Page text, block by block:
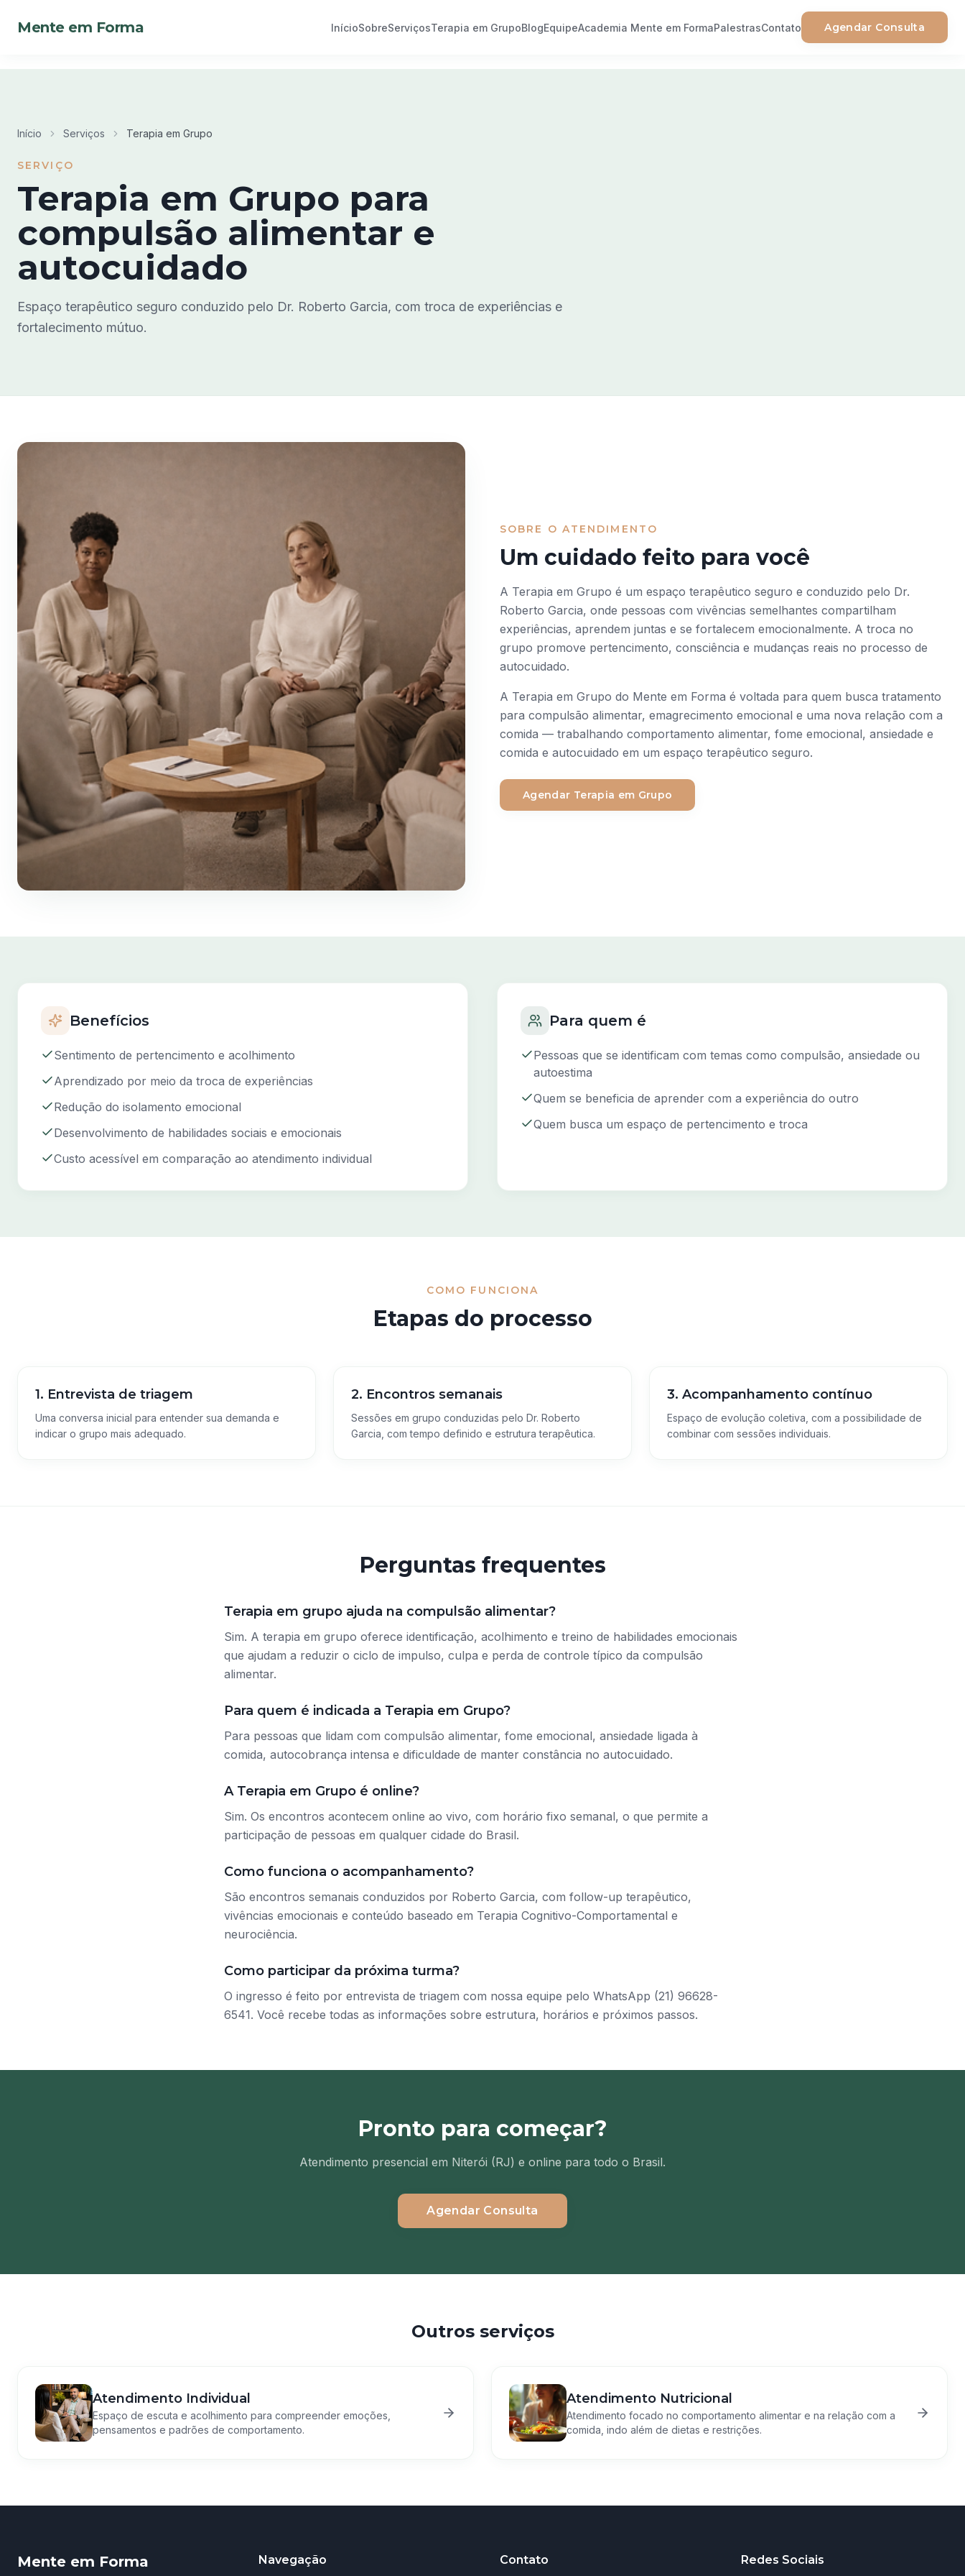
Mente em Forma InícioSobreServiçosTerapia em GrupoBlogEquipeAcademia Mente em FormaPalestrasContato Agendar Consulta
Início Serviços Terapia em Grupo
SERVIÇO
Terapia em Grupo para
compulsão alimentar e
autocuidado
Espaço terapêutico seguro conduzido pelo Dr. Roberto Garcia, com troca de experiências e
fortalecimento mútuo.
SOBRE O ATENDIMENTO
Um cuidado feito para você
A Terapia em Grupo é um espaço terapêutico seguro e conduzido pelo Dr.
Roberto Garcia, onde pessoas com vivências semelhantes compartilham
experiências, aprendem juntas e se fortalecem emocionalmente. A troca no
grupo promove pertencimento, consciência e mudanças reais no processo de
autocuidado.
A Terapia em Grupo do Mente em Forma é voltada para quem busca tratamento
para compulsão alimentar, emagrecimento emocional e uma nova relação com a
comida — trabalhando comportamento alimentar, fome emocional, ansiedade e
comida e autocuidado em um espaço terapêutico seguro.
Agendar Terapia em Grupo
Benefícios
Sentimento de pertencimento e acolhimento
Aprendizado por meio da troca de experiências
Redução do isolamento emocional
Desenvolvimento de habilidades sociais e emocionais
Custo acessível em comparação ao atendimento individual
Para quem é
Pessoas que se identificam com temas como compulsão, ansiedade ou
autoestima
Quem se beneficia de aprender com a experiência do outro
Quem busca um espaço de pertencimento e troca
COMO FUNCIONA
Etapas do processo
1. Entrevista de triagem
Uma conversa inicial para entender sua demanda e
indicar o grupo mais adequado.
2. Encontros semanais
Sessões em grupo conduzidas pelo Dr. Roberto
Garcia, com tempo definido e estrutura terapêutica.
3. Acompanhamento contínuo
Espaço de evolução coletiva, com a possibilidade de
combinar com sessões individuais.
Perguntas frequentes
Terapia em grupo ajuda na compulsão alimentar?
Sim. A terapia em grupo oferece identificação, acolhimento e treino de habilidades emocionais
que ajudam a reduzir o ciclo de impulso, culpa e perda de controle típico da compulsão
alimentar.
Para quem é indicada a Terapia em Grupo?
Para pessoas que lidam com compulsão alimentar, fome emocional, ansiedade ligada à
comida, autocobrança intensa e dificuldade de manter constância no autocuidado.
A Terapia em Grupo é online?
Sim. Os encontros acontecem online ao vivo, com horário fixo semanal, o que permite a
participação de pessoas em qualquer cidade do Brasil.
Como funciona o acompanhamento?
São encontros semanais conduzidos por Roberto Garcia, com follow-up terapêutico,
vivências emocionais e conteúdo baseado em Terapia Cognitivo-Comportamental e
neurociência.
Como participar da próxima turma?
O ingresso é feito por entrevista de triagem com nossa equipe pelo WhatsApp (21) 96628-
6541. Você recebe todas as informações sobre estrutura, horários e próximos passos.
Pronto para começar?
Atendimento presencial em Niterói (RJ) e online para todo o Brasil.
Agendar Consulta
Outros serviços
Atendimento Individual
Espaço de escuta e acolhimento para compreender emoções,
pensamentos e padrões de comportamento.
Atendimento Nutricional
Atendimento focado no comportamento alimentar e na relação com a
comida, indo além de dietas e restrições.
Mente em Forma Navegação Contato Redes Sociais